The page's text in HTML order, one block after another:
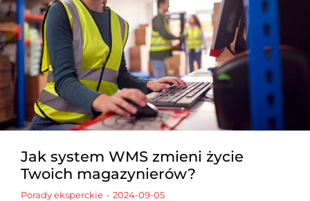
Jak system WMS zmieni życie
Twoich magazynierów?
Porady eksperckie 2024-09-05